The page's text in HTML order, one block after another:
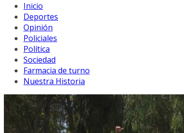
Inicio
Deportes
Opinión
Policiales
Política
Sociedad
Farmacia de turno
Nuestra Historia